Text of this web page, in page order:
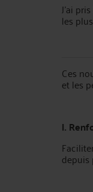
J’ai
les
Ces
et les
I.
depuis